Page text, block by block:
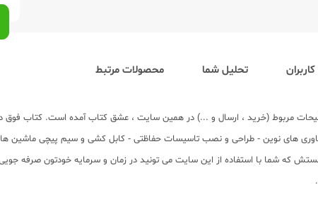
تحلیل شما محصولات مرتبط
معاصر ایران - عربی ، زبان قرآن - شیمی - دین و زندگی 2-زبان انگلیسی - فارسی و نگارش 2 - کاربرد فناوری های نوین - طراحی و نصب تاسیسات
که شما با استفاده از این سایت می تونید در زمان و سرمایه خودتون صرفه